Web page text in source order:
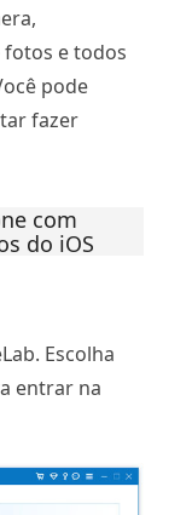
fotos e todos
pode
fazer
com
do iOS
Escolha
entrar na